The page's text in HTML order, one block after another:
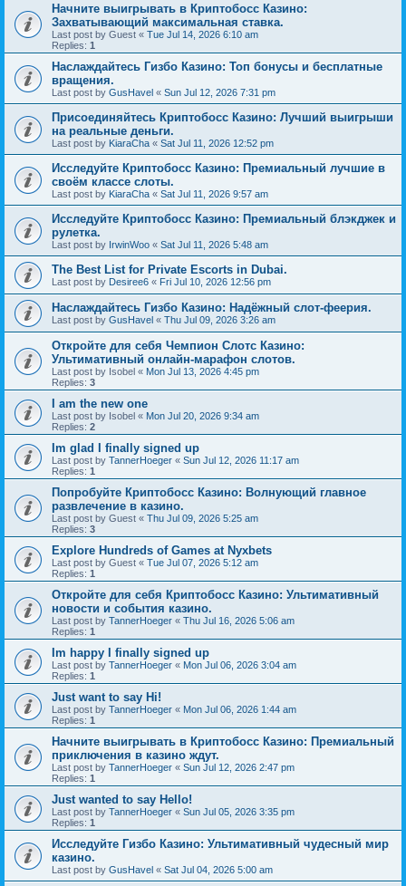
Начните выигрывать в Криптобосс Казино:
Захватывающий максимальная ставка.
Last post by Guest « Tue Jul 14, 2026 6:10 am
Replies: 1
Наслаждайтесь Гизбо Казино: Топ бонусы и бесплатные
вращения.
Last post by GusHavel « Sun Jul 12, 2026 7:31 pm
Присоединяйтесь Криптобосс Казино: Лучший выигрыши
на реальные деньги.
Last post by KiaraCha « Sat Jul 11, 2026 12:52 pm
Исследуйте Криптобосс Казино: Премиальный лучшие в
своём классе слоты.
Last post by KiaraCha « Sat Jul 11, 2026 9:57 am
Исследуйте Криптобосс Казино: Премиальный блэкджек и
рулетка.
Last post by IrwinWoo « Sat Jul 11, 2026 5:48 am
The Best List for Private Escorts in Dubai.
Last post by Desiree6 « Fri Jul 10, 2026 12:56 pm
Наслаждайтесь Гизбо Казино: Надёжный слот-феерия.
Last post by GusHavel « Thu Jul 09, 2026 3:26 am
Откройте для себя Чемпион Слотс Казино:
Ультимативный онлайн-марафон слотов.
Last post by Isobel « Mon Jul 13, 2026 4:45 pm
Replies: 3
I am the new one
Last post by Isobel « Mon Jul 20, 2026 9:34 am
Replies: 2
Im glad I finally signed up
Last post by TannerHoeger « Sun Jul 12, 2026 11:17 am
Replies: 1
Попробуйте Криптобосс Казино: Волнующий главное
развлечение в казино.
Last post by Guest « Thu Jul 09, 2026 5:25 am
Replies: 3
Explore Hundreds of Games at Nyxbets
Last post by Guest « Tue Jul 07, 2026 5:12 am
Replies: 1
Откройте для себя Криптобосс Казино: Ультимативный
новости и события казино.
Last post by TannerHoeger « Thu Jul 16, 2026 5:06 am
Replies: 1
Im happy I finally signed up
Last post by TannerHoeger « Mon Jul 06, 2026 3:04 am
Replies: 1
Just want to say Hi!
Last post by TannerHoeger « Mon Jul 06, 2026 1:44 am
Replies: 1
Начните выигрывать в Криптобосс Казино: Премиальный
приключения в казино ждут.
Last post by TannerHoeger « Sun Jul 12, 2026 2:47 pm
Replies: 1
Just wanted to say Hello!
Last post by TannerHoeger « Sun Jul 05, 2026 3:35 pm
Replies: 1
Исследуйте Гизбо Казино: Ультимативный чудесный мир
казино.
Last post by GusHavel « Sat Jul 04, 2026 5:00 am